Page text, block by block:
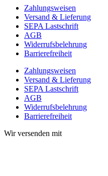
Zahlungsweisen
Versand & Lieferung
SEPA Lastschrift
AGB
Widerrufsbelehrung
Barrierefreiheit
Zahlungsweisen
Versand & Lieferung
SEPA Lastschrift
AGB
Widerrufsbelehrung
Barrierefreiheit
Wir versenden mit